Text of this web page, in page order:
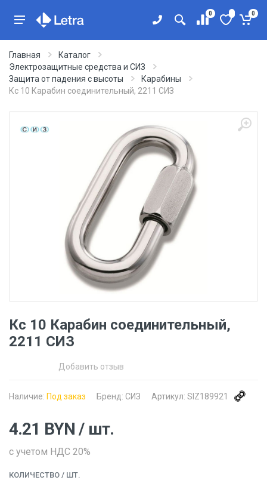
0 0
Главная
Каталог
Электрозащитные средства и СИЗ
Защита от падения с высоты
Карабины
Кс 10 Карабин соединительный, 2211 СИЗ
Кс 10 Карабин соединительный,
2211 СИЗ
Добавить отзыв
Наличие: Под заказ Бренд: СИЗ Артикул: SIZ189921
4.21 BYN / шт.
с учетом НДС 20%
КОЛИЧЕСТВО / ШТ.